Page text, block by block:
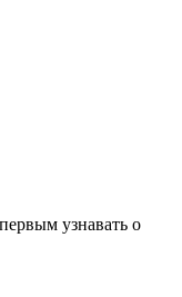
узнавать о